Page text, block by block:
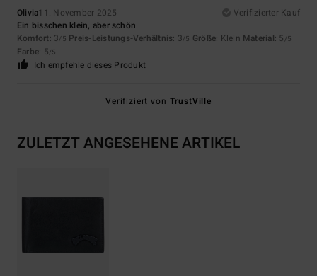
Olivia11. November 2025
Verifizierter Kauf
Ein bisschen klein, aber schön
Komfort: 3/5 Preis-Leistungs-Verhältnis: 3/5 Größe: Klein Material: 5 /5
Farbe: 5/5
Ich empfehle dieses Produkt
Verifiziert von TrustVille
ZULETZT ANGESEHENE ARTIKEL